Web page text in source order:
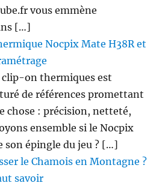
vous emmène
[…]
Nocpix Mate H38R et
clip-on thermiques est
de références promettant
chose : précision, netteté,
ensemble si le Nocpix
son épingle du jeu ? […]
le Chamois en Montagne ?
savoir